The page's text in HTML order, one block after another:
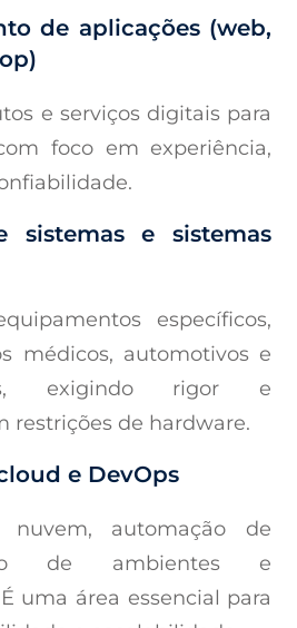
de aplicações (web,
e serviços digitais para
foco em experiência,
sistemas e sistemas
específicos,
médicos, automotivos e
exigindo rigor e
restrições de hardware.
e DevOps
nuvem, automação de
de ambientes e
uma área essencial para